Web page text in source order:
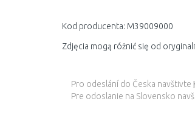
Kod producenta: M39009000
Zdjęcia mogą różnić się od
Pro odeslání do Česka navštivte
Pre odoslanie na Slovensko